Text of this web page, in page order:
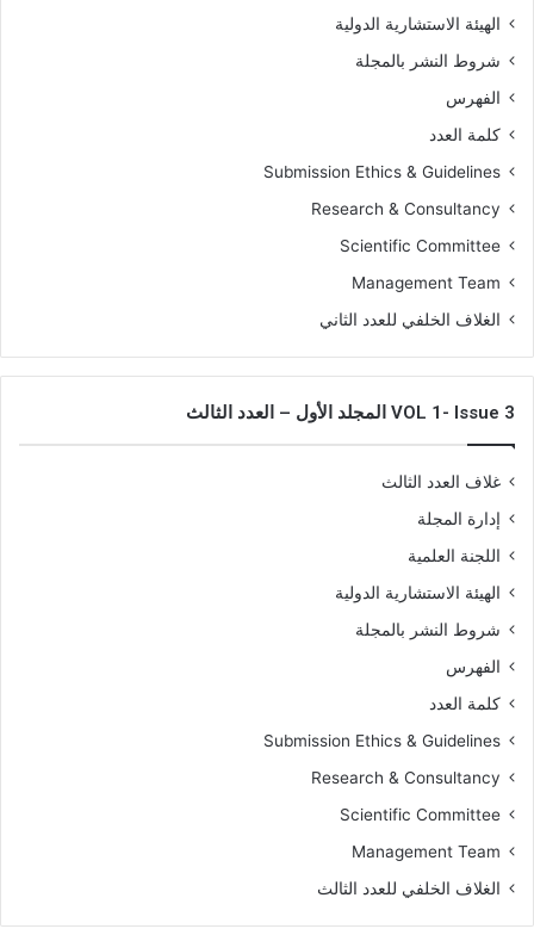
الهيئة الاستشارية الدولية
شروط النشر بالمجلة
الفهرس
كلمة العدد
Submission Ethics & Guidelines
Research & Consultancy
Scientific Committee
Management Team
الغلاف الخلفي للعدد الثاني
VOL 1- Issue 3 المجلد الأول – العدد الثالث
غلاف العدد الثالث
إدارة المجلة
اللجنة العلمية
الهيئة الاستشارية الدولية
شروط النشر بالمجلة
الفهرس
كلمة العدد
Submission Ethics & Guidelines
Research & Consultancy
Scientific Committee
Management Team
الغلاف الخلفي للعدد الثالث